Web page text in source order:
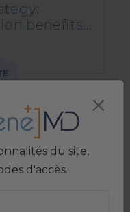
benefits...
after
du site,
d'accès.